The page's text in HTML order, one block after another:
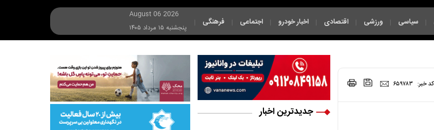
| سیاسی | ورزشی | اقتصادی | اخبار خودرو | اجتماعی | فرهنگی |
|
August 06 2026
پنجشنبه ۱۵ مرداد ۱۴۰۵
کد خبر: ۶۵۹۷۸۳
جدیدترین اخبار